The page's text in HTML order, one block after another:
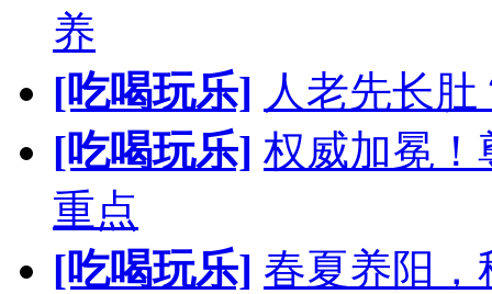
养
[吃喝玩乐] 人老先长
[吃喝玩乐] 权威加冕！
重点
[吃喝玩乐] 春夏养阳